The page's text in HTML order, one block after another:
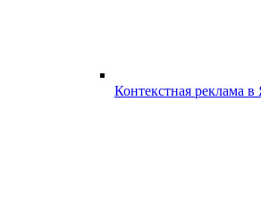
Контекстная реклама в